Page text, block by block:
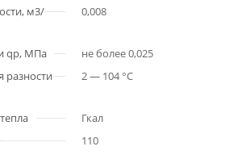
м3/
0,008
qp, МПа
не более 0,025
разности
2 — 104 °C
Гкал
110